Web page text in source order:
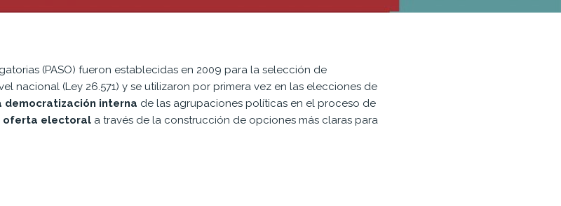
(PASO) fueron establecidas en 2009 para la selección de
nacional (Ley 26.571) y se utilizaron por primera vez en las elecciones de
democratización interna de las agrupaciones políticas en el proceso de
oferta electoral a través de la construcción de opciones más claras para